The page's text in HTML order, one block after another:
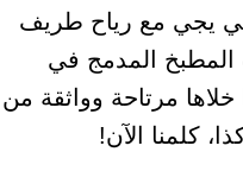
يجي مع رياح طريف
المدمج في
خلاها مرتاحة وواثقة من
كلمنا الآن!